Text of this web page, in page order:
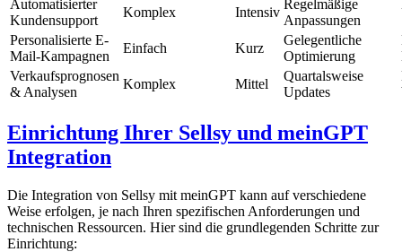
Automatisierter
Kundensupport
Komplex Intensiv
Regelmäßige
Anpassungen
Personalisierte E-
Mail-Kampagnen
Einfach Kurz
Gelegentliche
Optimierung
Verkaufsprognosen
& Analysen
Komplex Mittel
Quartalsweise
Updates
Einrichtung Ihrer Sellsy und meinGPT
Integration
Die Integration von Sellsy mit meinGPT kann auf verschiedene
Weise erfolgen, je nach Ihren spezifischen Anforderungen und
technischen Ressourcen. Hier sind die grundlegenden Schritte zur
Einrichtung: